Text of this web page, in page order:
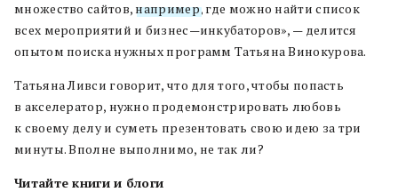
множество сайтов, например, где можно найти список
всех мероприятий и бизнес—инкубаторов», — делится
опытом поиска нужных программ Татьяна Винокурова.
Татьяна Ливси говорит, что для того,чтобы попасть
в акселератор, нужно продемонстрироватьлюбовь
к своему делу и суметь презентовать свою идею за три
минуты.Вполне выполнимо, не так ли?
Читайте книги и блоги